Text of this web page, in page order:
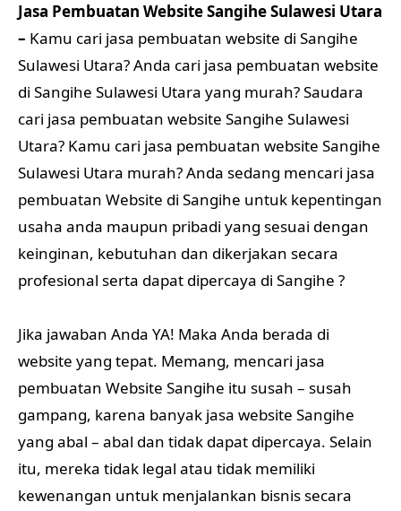
Jasa Pembuatan Website Sangihe Sulawesi Utara
– Kamu cari jasa pembuatan website di Sangihe
Sulawesi Utara? Anda cari jasa pembuatan website
di Sangihe Sulawesi Utara yang murah? Saudara
cari jasa pembuatan website Sangihe Sulawesi
Utara? Kamu cari jasa pembuatan website Sangihe
Sulawesi Utara murah? Anda sedang mencari jasa
pembuatan Website di Sangihe untuk kepentingan
usaha anda maupun pribadi yang sesuai dengan
keinginan, kebutuhan dan dikerjakan secara
profesional serta dapat dipercaya di Sangihe ?
Jika jawaban Anda YA! Maka Anda berada di
website yang tepat. Memang, mencari jasa
pembuatan Website Sangihe itu susah – susah
gampang, karena banyak jasa website Sangihe
yang abal – abal dan tidak dapat dipercaya. Selain
itu, mereka tidak legal atau tidak memiliki
kewenangan untuk menjalankan bisnis secara